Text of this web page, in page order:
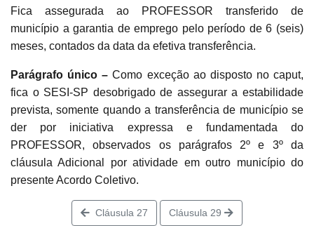
Fica assegurada ao PROFESSOR transferido de
município a garantia de emprego pelo período de 6 (seis)
meses, contados da data da efetiva transferência.
Parágrafo único – Como exceção ao disposto no caput,
fica o SESI-SP desobrigado de assegurar a estabilidade
prevista, somente quando a transferência de município se
der por iniciativa expressa e fundamentada do
PROFESSOR, observados os parágrafos 2º e 3º da
cláusula Adicional por atividade em outro município do
presente Acordo Coletivo.
Cláusula 27 Cláusula 29